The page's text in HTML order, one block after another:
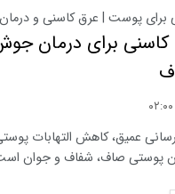
برای پوست | عرق کاسنی و
برای درمان
عمیق، کاهش التهابات
پوستی صاف، شفاف و جوان